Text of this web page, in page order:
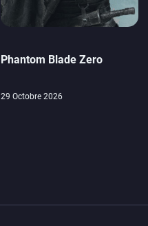
Phantom Blade Zero
29 Octobre 2026